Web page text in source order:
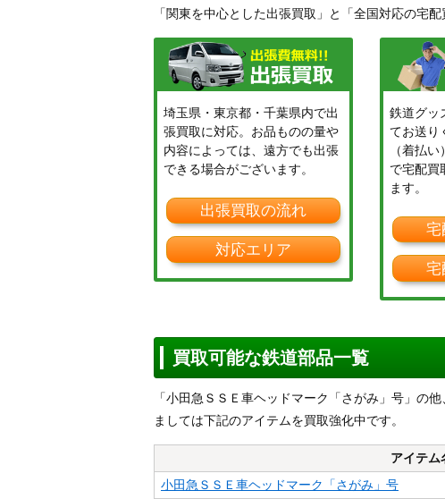
「関東を中心とした出張買取」と「全国対応の宅
埼玉県・東京都・千葉県内で出
張買取に対応。お品ものの量や
内容によっては、遠方でも出張
できる場合がございます。
出張買取の流れ
対応エリア
鉄道グッ
てお送り
（着払
で宅配買
ます。
宅
宅
買取可能な鉄道部品一覧
「小田急ＳＳＥ車ヘッドマーク「さがみ」号」の
ましては下記のアイテムを買取強化中です。
アイテム
小田急ＳＳＥ車ヘッドマーク「さがみ」号